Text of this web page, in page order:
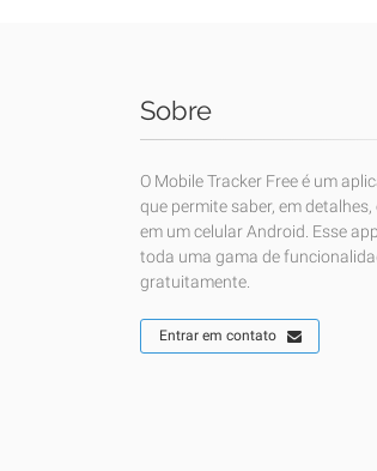
Sobre
O Mobile Tracker Free é um
que permite saber, em
em um celular Android. Esse
toda uma gama de
gratuitamente.
Entrar em contato